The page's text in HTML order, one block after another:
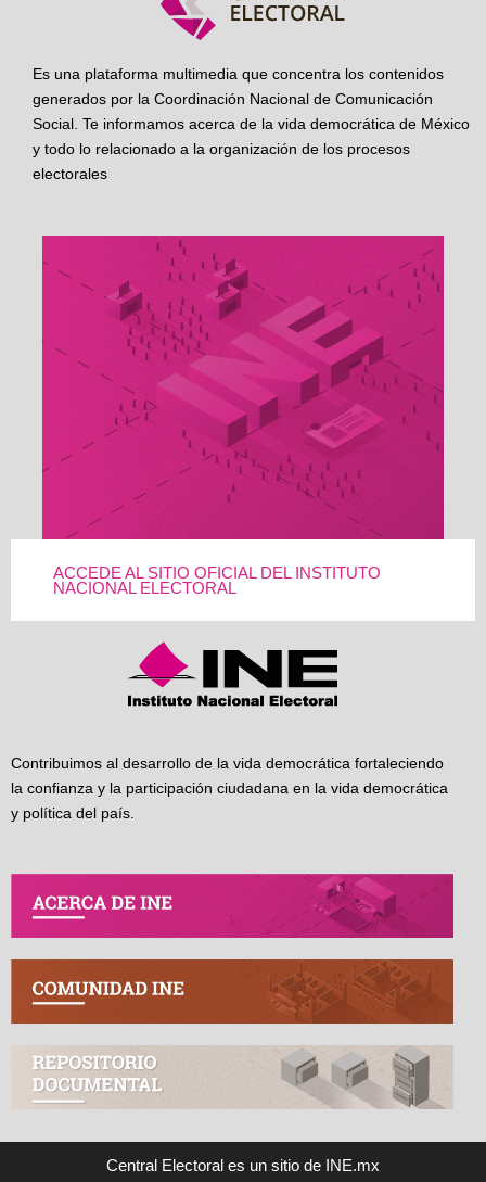
Es una plataforma multimedia que concentra los contenidos
generados por la Coordinación Nacional de Comunicación
Social. Te informamos acerca de la vida democrática de México
y todo lo relacionado a la organización de los procesos
electorales
ACCEDE AL SITIO OFICIAL DEL INSTITUTO
NACIONAL ELECTORAL
Contribuimos al desarrollo de la vida democrática fortaleciendo
la confianza y la participación ciudadana en la vida democrática
y política del país.
Central Electoral es un sitio de INE.mx